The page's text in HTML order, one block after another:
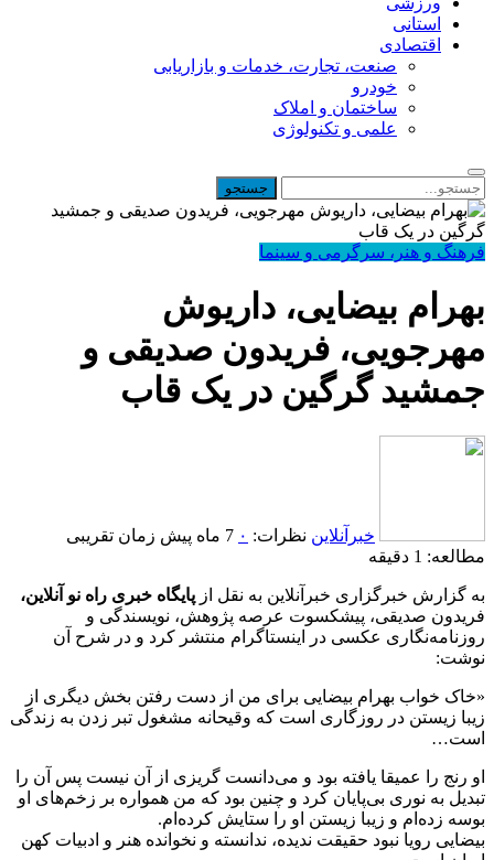
استانی
اقتصادی
صنعت، تجارت، خدمات و بازاریابی
خودرو
ساختمان و املاک
علمی و تکنولوژی
فرهنگ و هنر، سرگرمی و سینما
بهرام بیضایی، داریوش
مهرجویی، فریدون صدیقی و
جمشید گرگین در یک قاب
خبرآنلاین نظرات: ۰ 7 ماه پیش
زمان تقریبی
مطالعه: 1 دقیقه
به گزارش خبرگزاری خبرآنلاین به نقل از پایگاه خبری راه نو آنلاین،
فریدون صدیقی، پیشکسوت عرصه پژوهش، نویسندگی و
روزنامه‌نگاری عکسی در اینستاگرام منتشر کرد و در شرح آن
نوشت:
«خاک خواب بهرام بیضایی برای من از دست رفتن بخش دیگری از
زیبا زیستن در روزگاری است که وقیحانه مشغول تبر زدن به زندگی
است…
او رنج را عمیقا یافته بود و می‌دانست گریزی از آن نیست پس آن را
تبدیل به نوری بی‌پایان‌ کرد و چنین بود که من همواره بر زخم‌های او
بوسه زده‌ام و زیبا زیستن او را ستایش کرده‌ام‌.
بیضایی رویا نبود حقیقت ندیده، ندانسته و نخوانده هنر و ادبیات کهن